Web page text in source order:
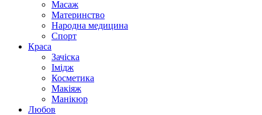
Масаж
Материнство
Народна медицина
Спорт
Краса
Зачіска
Імідж
Косметика
Макіяж
Манікюр
Любов